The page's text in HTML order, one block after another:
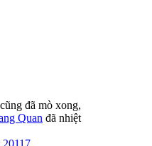
đã mò xong,
Quan đã nhiệt